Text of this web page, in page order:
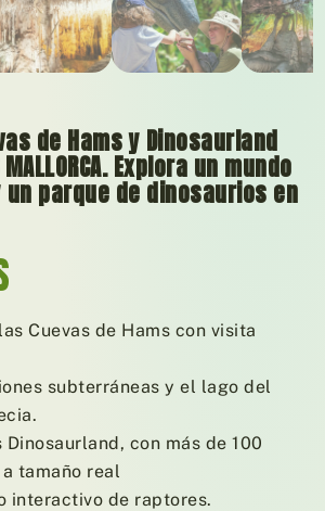
01/ 08
de Hams y Dinosaurland
MALLORCA. Explora un mundo
un parque de dinosaurios en
Cuevas de Hams con visita
subterráneas y el lago del
Dinosaurland, con más de 100
tamaño real
interactivo de raptores.